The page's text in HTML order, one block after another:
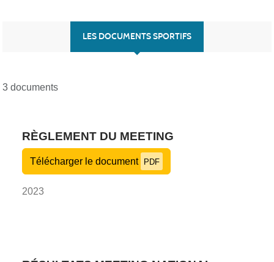
LES DOCUMENTS SPORTIFS
3 documents
RÈGLEMENT DU MEETING
Télécharger le document PDF
2023